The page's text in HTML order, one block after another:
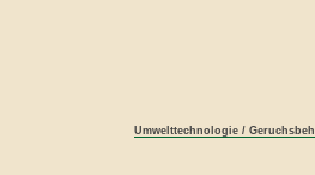
Umwelttechnologie /